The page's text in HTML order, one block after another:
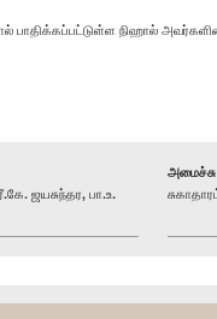
நிஹால்
ஜயசுந்தர, பா.உ.
அமைச்சு